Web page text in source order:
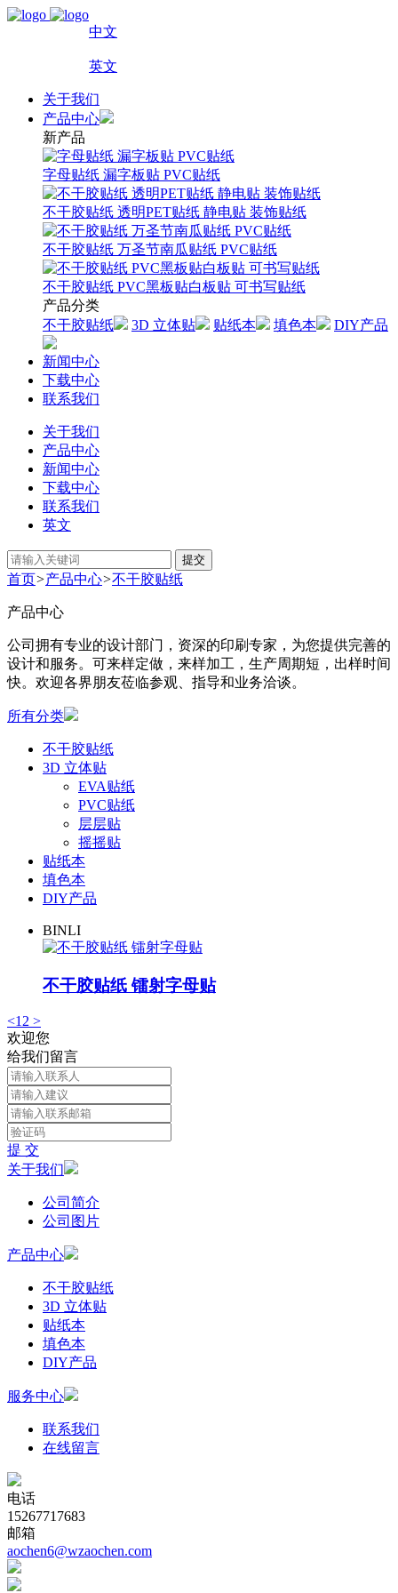
中文
英文
关于我们
产品中心
新产品
字母贴纸 漏字板贴 PVC贴纸
不干胶贴纸 透明PET贴纸 静电贴 装饰贴纸
不干胶贴纸 万圣节南瓜贴纸 PVC贴纸
不干胶贴纸 PVC黑板贴白板贴 可书写贴纸
产品分类
不干胶贴纸
3D 立体贴 贴纸本 填色本 DIY产品
新闻中心
下载中心
联系我们
关于我们
产品中心
新闻中心
下载中心
联系我们
英文
提交
首页>产品中心>不干胶贴纸
产品中心
公司拥有专业的设计部门，资深的印刷专家，为您提供完善的
设计和服务。可来样定做，来样加工，生产周期短，出样时间
快。欢迎各界朋友莅临参观、指导和业务洽谈。
所有分类
不干胶贴纸
3D 立体贴
EVA贴纸
PVC贴纸
层层贴
摇摇贴
贴纸本
填色本
DIY产品
BINLI
不干胶贴纸 镭射字母贴
<12 >
欢迎您
给我们留言
提 交
关于我们
公司简介
公司图片
产品中心
不干胶贴纸
3D 立体贴
贴纸本
填色本
DIY产品
服务中心
联系我们
在线留言
电话
15267717683
邮箱
aochen6@wzaochen.com